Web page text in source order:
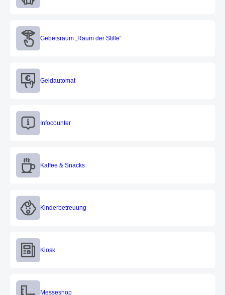
Gebetsraum „Raum der Stille“
Gebetsraum „Raum der Stille“
Geldautomat
Geldautomat
Infocounter
Infocounter
Kaffee & Snacks
Kaffee & Snacks
Kinderbetreuung
Kinderbetreuung
Kiosk
Kiosk
Messeshop
Messeshop